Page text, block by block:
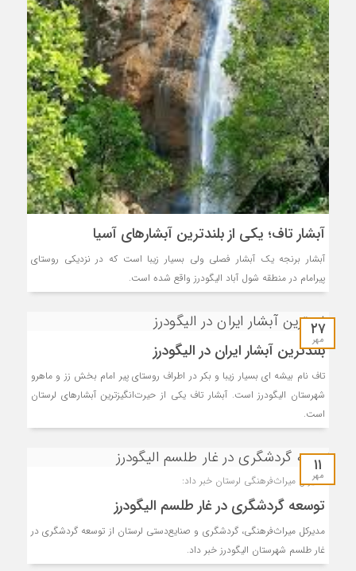
آبشار تاف؛ یکی از بلندترین آبشارهای آسیا
آبشار برنجه یک آبشار فصلی ولی بسیار زیبا است که در نزدیکی روستای
پیرامام در منطقه شول آباد الیگودرز واقع شده است.
۲۷
مهر
بلندترین آبشار ایران در الیگودرز
تاف نام بیشه ای بسیار زیبا و بکر در اطراف روستای پیر امام بخش زز و ماهرو
شهرستان الیگودرز است. آبشار تاف یکی از حیرت‌انگیزترین آبشارهای لرستان
است.
۱۱
مهر
مدیرکل میراث‌فرهنگی لرستان‌ خبر داد:
توسعه گردشگری در غار طلسم الیگودرز
مدیرکل میراث‌فرهنگی، گردشگری و صنایع‌دستی لرستان از توسعه گردشگری در
غار طلسم شهرستان الیگودرز خبر داد.